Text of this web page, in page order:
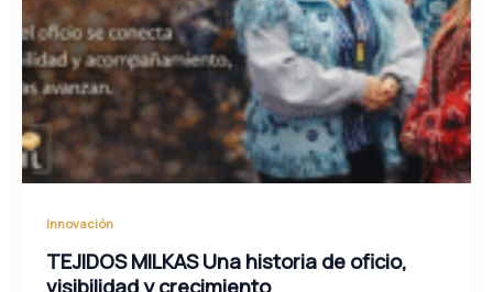
Innovación
TEJIDOS MILKAS Una historia de oficio,
visibilidad y crecimiento